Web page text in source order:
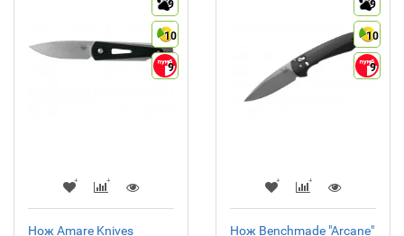
9
10
9
Нож Amare Knives
9
10
9
Нож Benchmade "Arcane"